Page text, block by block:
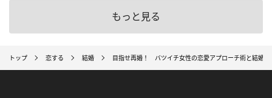
もっと見る
トップ 恋する 結婚 目指せ再婚！ バツイチ女性の恋愛アプローチ術と結婚ま